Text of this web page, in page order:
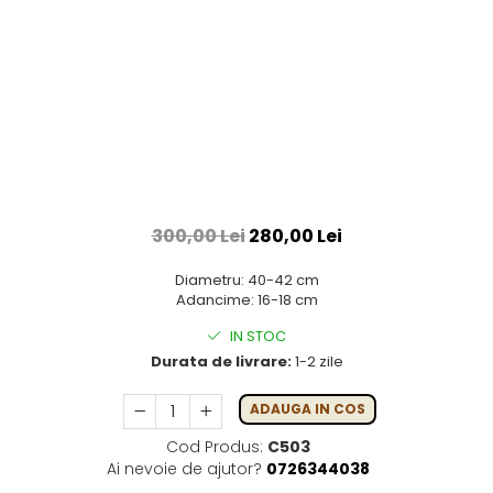
300,00 Lei280,00 Lei
Diametru: 40-42 cm
Adancime: 16-18 cm
IN STOC
Durata de livrare:1-2 zile
ADAUGA IN COS
Cod Produs: C503
Ai nevoie de ajutor? 0726344038